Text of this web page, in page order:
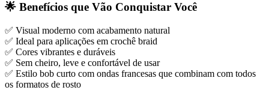
🌟 Benefícios que Vão Conquistar Você
✅ Visual moderno com acabamento natural
✅ Ideal para aplicações em crochê braid
✅ Cores vibrantes e duráveis
✅ Sem cheiro, leve e confortável de usar
✅ Estilo bob curto com ondas francesas que combinam com todos
os formatos de rosto